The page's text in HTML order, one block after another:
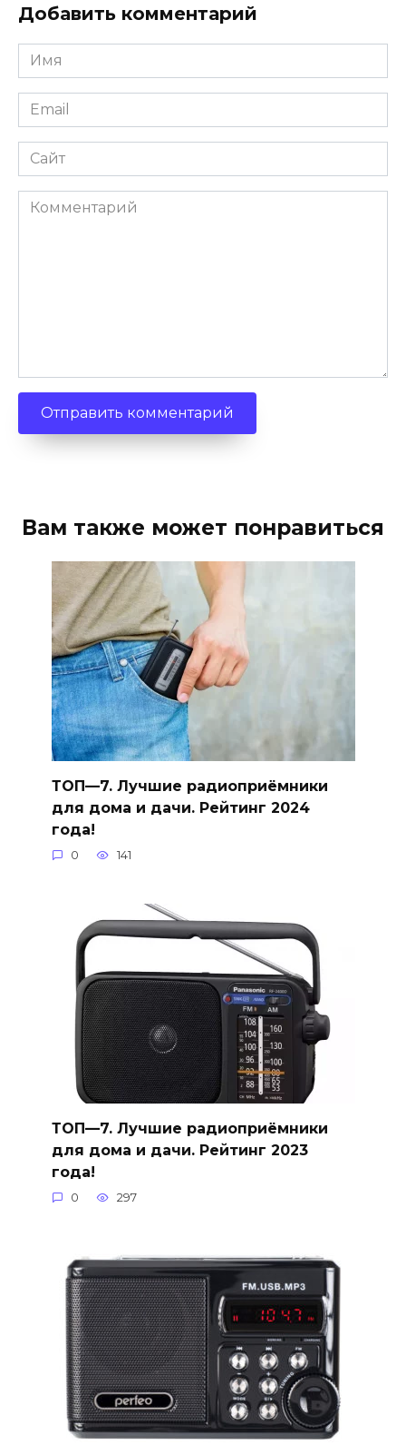
Добавить комментарий
Имя
Email
Сайт
Комментарий
Вам также может понравиться
ТОП—7. Лучшие радиоприёмники
для дома и дачи. Рейтинг 2024
года!
0 141
ТОП—7. Лучшие радиоприёмники
для дома и дачи. Рейтинг 2023
года!
0 297